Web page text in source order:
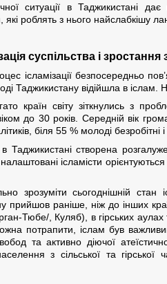
ситуації в Таджикистані
роблять з нього найслабкішу
суспільства і
ісламізації безпосередньо
Таджикистану відійшла в іслам.
країн світу зіткнулись з
до 30 років. Середній вік
біля 55 % молоді
Таджикистані створена
ісламісти орієнтуються
зрозуміти сьогоднішній
прийшов раніше, ніж до інших
Тюбе/, Куляб), в гірських аулах
потрапити, іслам був
та активно діючої
з сільської та